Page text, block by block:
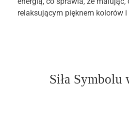
relaksującym pięknem kolorów i
Siła